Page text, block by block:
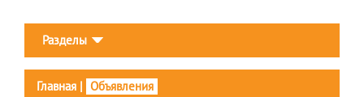
Разделы
Главная | Объявления